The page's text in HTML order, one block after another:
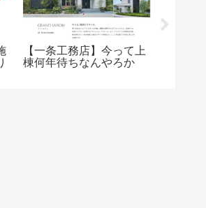
【一条工務店】今って上
棟何年待ちなんやろか